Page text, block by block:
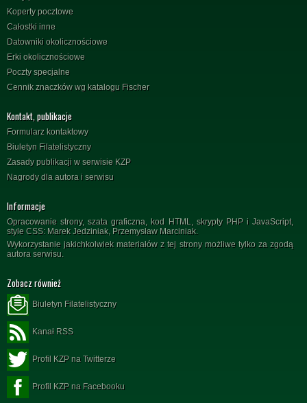
Koperty pocztowe
Całostki inne
Datowniki okolicznościowe
Erki okolicznościowe
Poczty specjalne
Cennik znaczków wg katalogu Fischer
Kontakt, publikacje
Formularz kontaktowy
Biuletyn Filatelistyczny
Zasady publikacji w serwisie KZP
Nagrody dla autora i serwisu
Informacje
Opracowanie strony, szata graficzna, kod HTML, skrypty PHP i JavaScript,
style CSS: Marek Jedziniak, Przemysław Marciniak.
Wykorzystanie jakichkolwiek materiałów z tej strony możliwe tylko za zgodą
autora serwisu.
Zobacz również
Biuletyn Filatelistyczny
Kanał RSS
Profil KZP na Twitterze
Profil KZP na Facebooku